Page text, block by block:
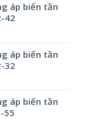
áp biến tần
42
áp biến tần
32
áp biến tần
55